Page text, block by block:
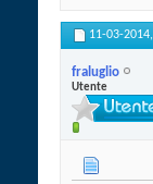
11-03-2014,
fraluglio
Utente